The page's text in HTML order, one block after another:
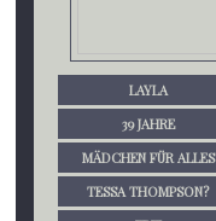
LAYLA
39 JAHRE
MÄDCHEN FÜR ALLES
TESSA THOMPSON?